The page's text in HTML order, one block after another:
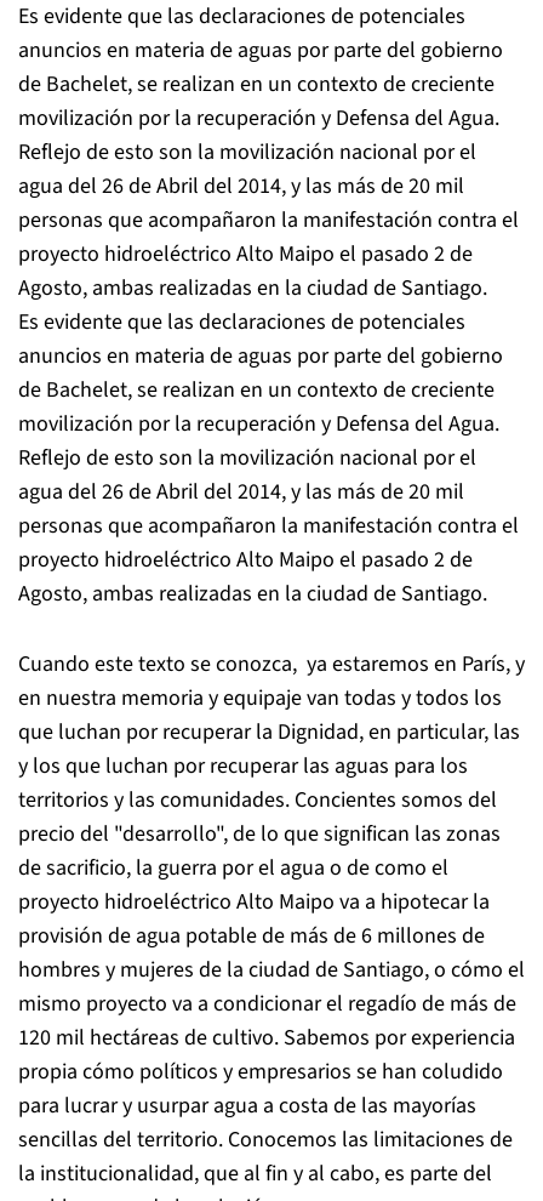
Es evidente que las declaraciones de potenciales
anuncios en materia de aguas por parte del gobierno
de Bachelet, se realizan en un contexto de creciente
movilización por la recuperación y Defensa del Agua.
Reflejo de esto son la movilización nacional por el
agua del 26 de Abril del 2014, y las más de 20 mil
personas que acompañaron la manifestación contra el
proyecto hidroeléctrico Alto Maipo el pasado 2 de
Agosto, ambas realizadas en la ciudad de Santiago.
Es evidente que las declaraciones de potenciales
anuncios en materia de aguas por parte del gobierno
de Bachelet, se realizan en un contexto de creciente
movilización por la recuperación y Defensa del Agua.
Reflejo de esto son la movilización nacional por el
agua del 26 de Abril del 2014, y las más de 20 mil
personas que acompañaron la manifestación contra el
proyecto hidroeléctrico Alto Maipo el pasado 2 de
Agosto, ambas realizadas en la ciudad de Santiago.
Cuando este texto se conozca, ya estaremos en París, y
en nuestra memoria y equipaje van todas y todos los
que luchan por recuperar la Dignidad, en particular, las
y los que luchan por recuperar las aguas para los
territorios y las comunidades. Concientes somos del
precio del "desarrollo", de lo que significan las zonas
de sacrificio, la guerra por el agua o de como el
proyecto hidroeléctrico Alto Maipo va a hipotecar la
provisión de agua potable de más de 6 millones de
hombres y mujeres de la ciudad de Santiago, o cómo el
mismo proyecto va a condicionar el regadío de más de
120 mil hectáreas de cultivo. Sabemos por experiencia
propia cómo políticos y empresarios se han coludido
para lucrar y usurpar agua a costa de las mayorías
sencillas del territorio. Conocemos las limitaciones de
la institucionalidad, que al fin y al cabo, es parte del